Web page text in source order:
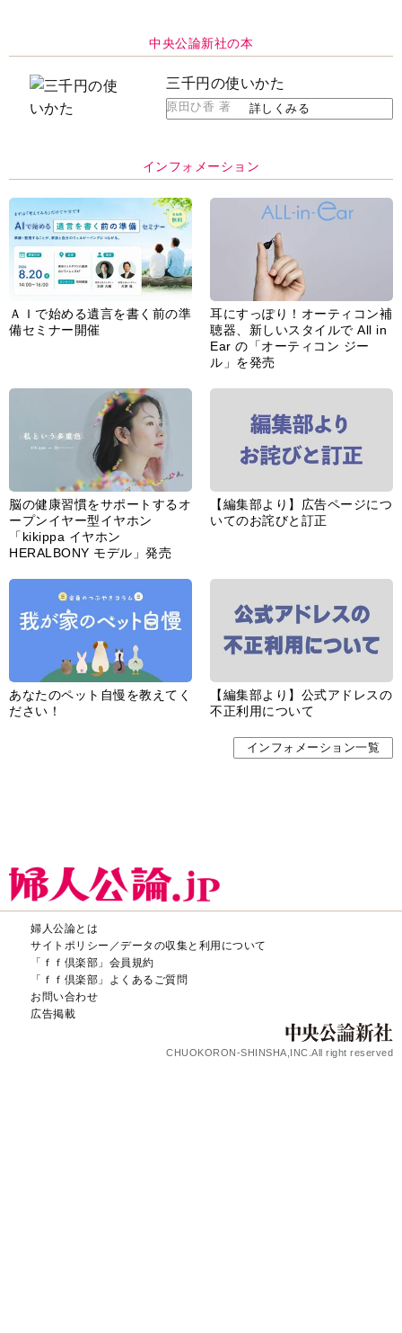
中央公論新社の本
三千円の使いかた
原田ひ香 著 詳しくみる
インフォメーション
ＡＩで始める遺言を書く前の準
備セミナー開催
耳にすっぽり！オーティコン補
聴器、新しいスタイルで All in
Ear の「オーティコン ジー
ル」を発売
脳の健康習慣をサポートするオ
ープンイヤー型イヤホン
「kikippa イヤホン
HERALBONY モデル」発売
【編集部より】広告ページにつ
いてのお詫びと訂正
あなたのペット自慢を教えてく
ださい！
【編集部より】公式アドレスの
不正利用について
インフォメーション一覧
婦人公論とは
サイトポリシー／データの収集と利用について
「ｆｆ倶楽部」会員規約
「ｆｆ倶楽部」よくあるご質問
お問い合わせ
広告掲載
CHUOKORON-SHINSHA,INC.All right reserved